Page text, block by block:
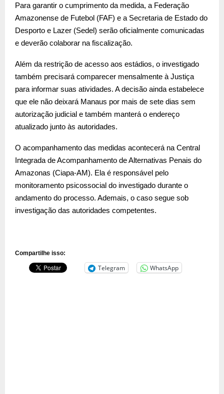
Para garantir o cumprimento da medida, a Federação
Amazonense de Futebol (FAF) e a Secretaria de Estado do
Desporto e Lazer (Sedel) serão oficialmente comunicadas
e deverão colaborar na fiscalização.
Além da restrição de acesso aos estádios, o investigado
também precisará comparecer mensalmente à Justiça
para informar suas atividades. A decisão ainda estabelece
que ele não deixará Manaus por mais de sete dias sem
autorização judicial e também manterá o endereço
atualizado junto às autoridades.
O acompanhamento das medidas acontecerá na Central
Integrada de Acompanhamento de Alternativas Penais do
Amazonas (Ciapa-AM). Ela é responsável pelo
monitoramento psicossocial do investigado durante o
andamento do processo. Ademais, o caso segue sob
investigação das autoridades competentes.
Compartilhe isso:
Telegram WhatsApp